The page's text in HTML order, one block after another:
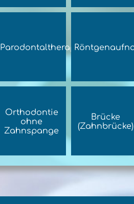
Parodontaltherapie
Orthodontie
ohne
Zahnspange
Brücke
(Zahnbrücke)